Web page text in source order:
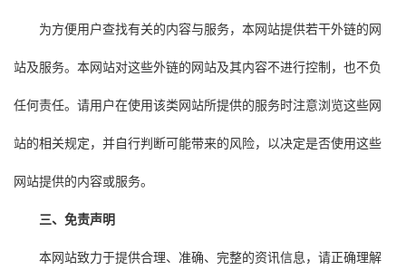
为方便用户查找有关的内容与服务，本网站提供若干外链的网
站及服务。本网站对这些外链的网站及其内容不进行控制，也不负
任何责任。请用户在使用该类网站所提供的服务时注意浏览这些网
站的相关规定，并自行判断可能带来的风险，以决定是否使用这些
网站提供的内容或服务。
三、免责声明
本网站致力于提供合理、准确、完整的资讯信息，请正确理解